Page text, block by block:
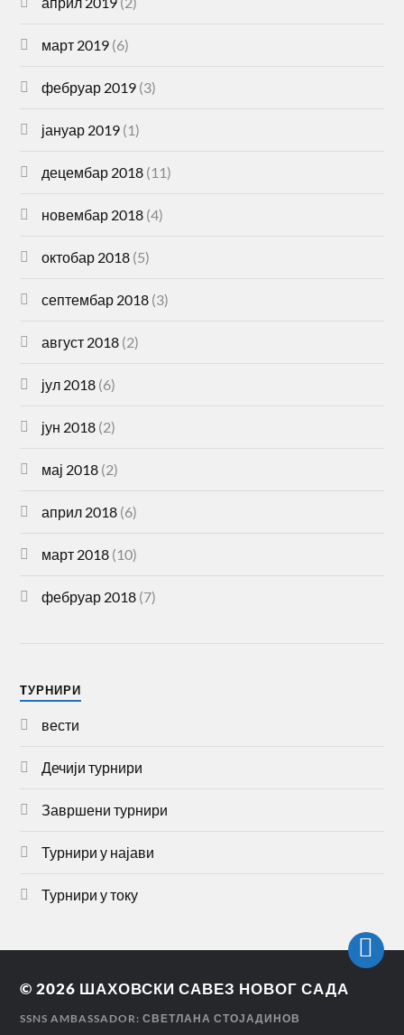
март 2019 (6)
фебруар 2019 (3)
јануар 2019 (1)
децембар 2018 (11)
новембар 2018 (4)
октобар 2018 (5)
септембар 2018 (3)
август 2018 (2)
јул 2018 (6)
јун 2018 (2)
мај 2018 (2)
април 2018 (6)
март 2018 (10)
фебруар 2018 (7)
TУРНИРИ
вести
Дечији турнири
Завршени турнири
Турнири у најави
Турнири у току
© 2026 ШАХОВСКИ САВЕЗ НОВОГ САДА
SSNS AMBASSADOR: СВЕТЛАНА СТОЈАДИНОВ